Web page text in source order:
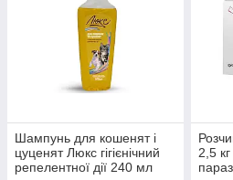
Шампунь для кошенят і
цуценят Люкс гігієнічний
репелентної дії 240 мл
2,5